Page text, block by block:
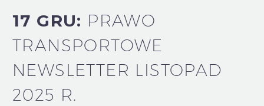
17 GRU: PRAWO
TRANSPORTOWE
NEWSLETTER LISTOPAD
2025 R.